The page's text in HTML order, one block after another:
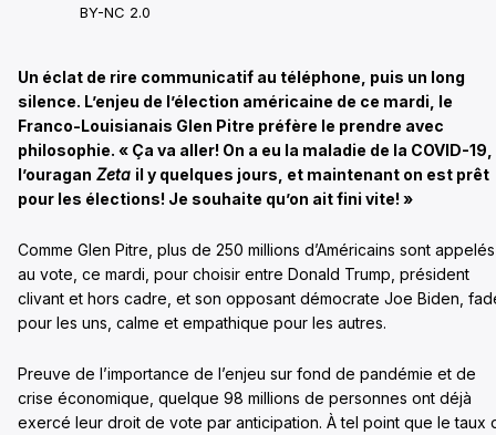
BY-NC 2.0
Un éclat de rire communicatif au téléphone, puis un long
silence. L’enjeu de l’élection américaine de ce mardi, le
Franco-Louisianais Glen Pitre préfère le prendre avec
philosophie. « Ça va aller! On a eu la maladie de la COVID-19,
l’ouragan Zeta il y quelques jours, et maintenant on est prêt
pour les élections! Je souhaite qu’on ait fini vite! »
Comme Glen Pitre, plus de 250 millions d’Américains sont appelés
au vote, ce mardi, pour choisir entre Donald Trump, président
clivant et hors cadre, et son opposant démocrate Joe Biden,
pour les uns, calme et empathique pour les autres.
Preuve de l’importance de l’enjeu sur fond de pandémie et de
crise économique, quelque 98 millions de personnes ont déjà
exercé leur droit de vote par anticipation. À tel point que le taux